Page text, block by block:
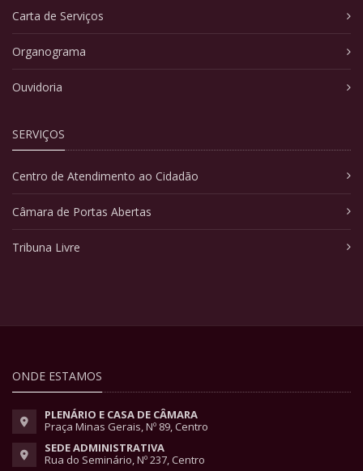
Carta de Serviços
Organograma
Ouvidoria
SERVIÇOS
Centro de Atendimento ao Cidadão
Câmara de Portas Abertas
Tribuna Livre
ONDE ESTAMOS
PLENÁRIO E CASA DE CÂMARA
Praça Minas Gerais, Nº 89, Centro
SEDE ADMINISTRATIVA
Rua do Seminário, Nº 237, Centro